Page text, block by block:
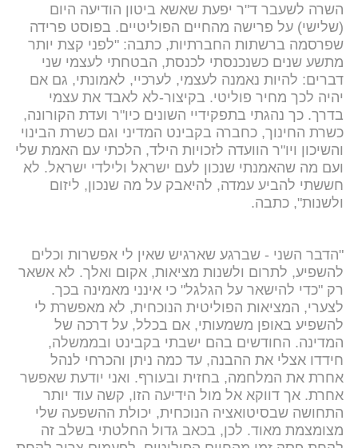
השרה לשעבר ד"ר יפעת שאשא ביטון הודיעה היום
(שלישי) על פרישה מהחיים הפוליטיים. בפוסט פרידה
שפרסמה ברשתות החברתיות, כתבה: "לפני קצת יותר
מתשע שנים כשנכנסתי לכנסת, הבטחתי לעצמי שני
דברים: להיות נאמנה לעצמי, לערכיי, לאמונתי, גם אם
יהיה לכך מחיר פוליטי. בקיצור-לא לאבד את עצמי
בדרך. כך נהגתי בתפקידיי השונים כיו"ר ועדת הקורונה,
כשרת החינוך, כחברה בקבינט המדיני וגם כשרת הבינוי
והשיכון ויו"ר הוועדה לזכויות הילד, הלכתי עם האמת שלי
ועם מה שהאמנתי שנכון לעם ישראל ולילדי ישראל. לא
חששתי להביע עמדה, להיאבק על מה שנכון, ליזום
ולשנות", כתבה.
"הדבר השני - שברגע שארגיש שאין לי אפשרות וכלים
להשפיע, לתרום ולשנות מציאות, אקום ואלך. לא אשאר
רק "כדי להישאר על הגלגל" כי אינני מאמינה בכך.
לצערי, המציאות הפוליטית הנוכחית, לא מאפשרת לי
להשפיע באופן משמעותי, אם בכלל, על דרכה של
המדינה. החודשים בהם ישבתי בקבינט ובממשלה,
חידדו אצלי את ההבנה, עד כמה ניתן והכרחי לנהל
אחרת את המלחמה, בחזית ובעורף. ואני יודעת שאפשר
אחרת. אך דווקא אל מול הידיעה הזו, קשה עוד יותר
התחושה שבסיטואציה הנוכחית, יכולת ההשפעה שלי
מצומצמת מאוד. לכן, בכאב גדול החלטתי בשלב זה